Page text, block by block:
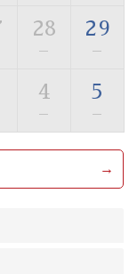
れるプライベー
が諏訪大社をご
利用ご希望の方
ございます
りません
28
—
29
—
4
—
5
—